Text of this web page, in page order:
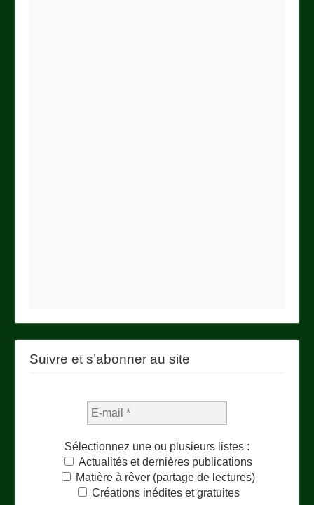
Suivre et s’abonner au site
Sélectionnez une ou plusieurs listes :
Actualités et dernières publications
Matière à rêver (partage de lectures)
Créations inédites et gratuites